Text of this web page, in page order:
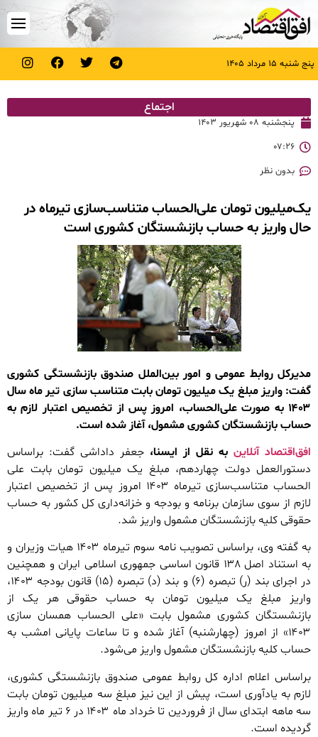
پنج شنبه ۱۵ مرداد ۱۴۰۵
اجتماع
پنجشنبه ۰۸ شهریور ۱۴۰۳
۰۷:۲۶
بدون نظر
یک‌میلیون تومان علی‌الحساب متناسب‌سازی تیرماه در
حال واریز به حساب بازنشستگان کشوری است
مدیرکل روابط عمومی و امور بین‌الملل صندوق بازنشستگی کشوری
گفت: واریز مبلغ یک میلیون تومان بابت متناسب سازی تیر ماه سال
۱۴۰۳ به صورت علی‌الحساب، امروز پس از تخصیص اعتبار لازم به
حساب بازنشستگان کشوری مشمول، آغاز شده است.
افق‌اقتصاد آنلاین به نقل از ایسنا، جعفر داداشی گفت: براساس
دستورالعمل دولت چهاردهم، مبلغ یک میلیون تومان بابت علی
الحساب متناسب‌سازی تیرماه ۱۴۰۳ امروز پس از تخصیص اعتبار
لازم از سوی سازمان برنامه و بودجه و خزانه‌داری کل کشور به حساب
حقوقی کلیه بازنشستگان مشمول واریز شد.
به گفته وی، براساس تصویب نامه سوم تیرماه ۱۴۰۳ هیات وزیران و
به استناد اصل ۱۳۸ قانون اساسی جمهوری اسلامی ایران و همچنین
در اجرای بند (ر) تبصره (۶) و بند (د) تبصره (۱۵) قانون بودجه ۱۴۰۳،
واریز مبلغ یک میلیون تومان به حساب حقوقی هر یک از
بازنشستگان کشوری مشمول بابت «علی الحساب همسان سازی
۱۴۰۳» از امروز (چهارشنبه) آغاز شده و تا ساعات پایانی امشب به
حساب کلیه بازنشستگان مشمول واریز می‌شود.
براساس اعلام اداره کل روابط عمومی صندوق بازنشستگی کشوری،
لازم به یادآوری است، پیش از این نیز مبلغ سه میلیون تومان بابت
سه ماهه ابتدای سال از فروردین تا خرداد ماه ۱۴۰۳ در ۶ تیر ماه واریز
گردیده است.